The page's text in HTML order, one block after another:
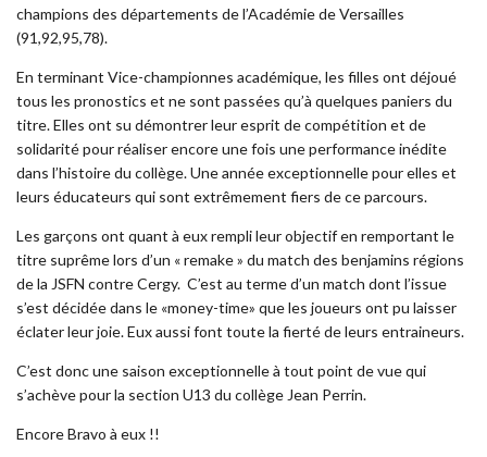
champions des départements de l’Académie de Versailles
(91,92,95,78).
En terminant Vice-championnes académique, les filles ont déjoué
tous les pronostics et ne sont passées qu’à quelques paniers du
titre. Elles ont su démontrer leur esprit de compétition et de
solidarité pour réaliser encore une fois une performance inédite
dans l’histoire du collège. Une année exceptionnelle pour elles et
leurs éducateurs qui sont extrêmement fiers de ce parcours.
Les garçons ont quant à eux rempli leur objectif en remportant le
titre suprême lors d’un « remake » du match des benjamins régions
de la JSFN contre Cergy. C’est au terme d’un match dont l’issue
s’est décidée dans le «money-time» que les joueurs ont pu laisser
éclater leur joie. Eux aussi font toute la fierté de leurs entraineurs.
C’est donc une saison exceptionnelle à tout point de vue qui
s’achève pour la section U13 du collège Jean Perrin.
Encore Bravo à eux !!